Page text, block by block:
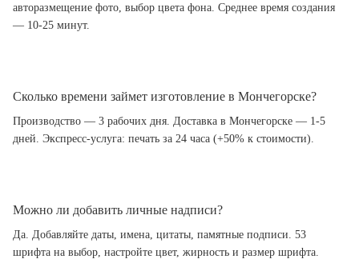
авторазмещение фото, выбор цвета фона. Среднее время создания
— 10-25 минут.
Сколько времени займет изготовление в Мончегорске?
Производство — 3 рабочих дня. Доставка в Мончегорске — 1-5
дней. Экспресс-услуга: печать за 24 часа (+50% к стоимости).
Можно ли добавить личные надписи?
Да. Добавляйте даты, имена, цитаты, памятные подписи. 53
шрифта на выбор, настройте цвет, жирность и размер шрифта.